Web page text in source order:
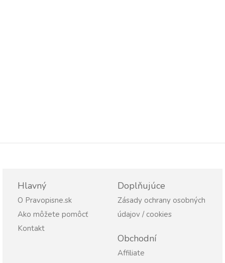
Hlavný
O Pravopisne.sk
Ako môžete pomôcť
Kontakt
Doplňujúce
Zásady ochrany osobných
údajov / cookies
Obchodní
Affiliate